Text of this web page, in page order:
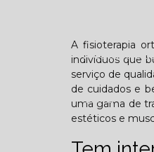
Você sabe o
Galeria
A fisioterapia
indivíduos que
serviço de
de cuidados e
uma gama de
estéticos e